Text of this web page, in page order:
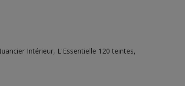
Intérieur, L'Essentielle 120 teintes,